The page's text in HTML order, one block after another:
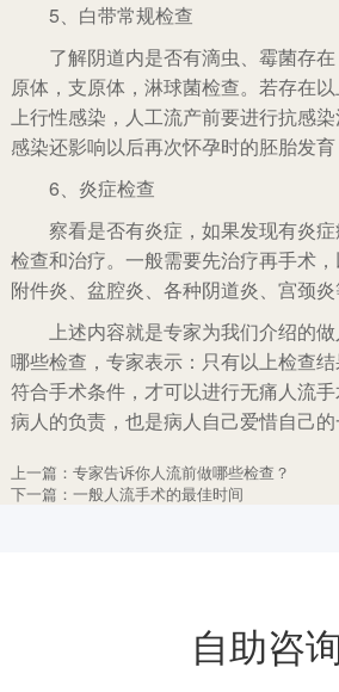
5、白带常规检查
了解阴道内是否有滴虫、霉菌存
原体，支原体，淋球菌检查。若存在
上行性感染，人工流产前要进行抗感
感染还影响以后再次怀孕时的胚胎发育
6、炎症检查
察看是否有炎症，如果发现有炎
检查和治疗。一般需要先治疗再手术
附件炎、盆腔炎、各种阴道炎、宫颈炎
上述内容就是专家为我们介绍的
哪些检查，专家表示：只有以上检查
符合手术条件，才可以进行无痛人流
病人的负责，也是病人自己爱惜自己的
上一篇： 专家告诉你人流前做哪些检查？
下一篇： 一般人流手术的最佳时间
自助咨